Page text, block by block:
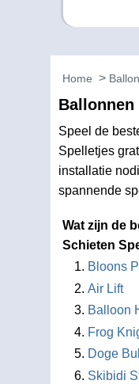
Home
Speel de
Spelletjes
installatie
spannende
Wat zijn de
Schieten
Bloons
Air Lift
Balloon
Frog
Doge
Skibidi